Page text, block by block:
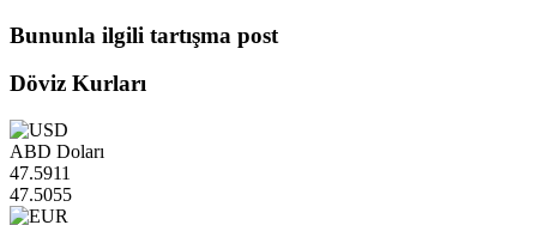
Bununla ilgili tartışma post
Döviz Kurları
ABD Doları
47.5911
47.5055